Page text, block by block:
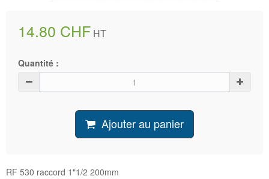
14.80 CHF HT
Quantité :
Ajouter au panier
RF 530 raccord 1"1/2 200mm